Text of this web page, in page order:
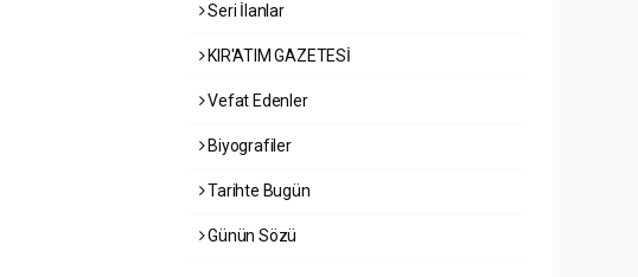
Seri İlanlar
KIR'ATIM GAZETESİ
Vefat Edenler
Biyografiler
Tarihte Bugün
Günün Sözü